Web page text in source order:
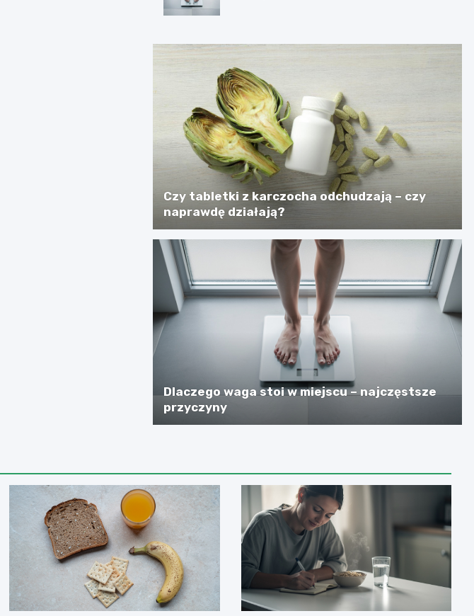
Czy tabletki z karczocha odchudzają – czy
naprawdę działają?
Dlaczego waga stoi w miejscu – najczęstsze
przyczyny